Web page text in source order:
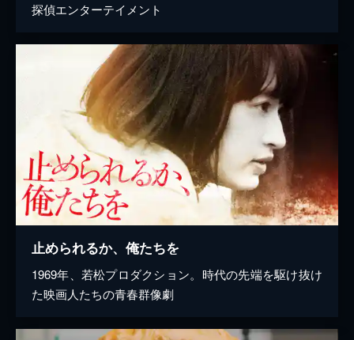
探偵エンターテイメント
止められるか、俺たちを
1969年、若松プロダクション。時代の先端を駆け抜け
た映画人たちの青春群像劇